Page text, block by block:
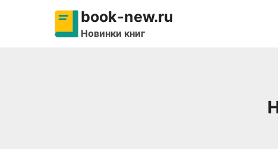
содержимому
book-new.ru
Новинки книг